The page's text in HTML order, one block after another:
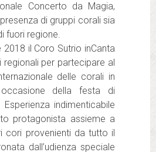
Concerto da Magia,
di gruppi corali sia
fuori regione.
2018 il Coro Sutrio inCanta
per partecipare al
delle corali in
della festa di
Esperienza indimenticabile
protagonista assieme a
cori provenienti da tutto il
dall’udienza speciale